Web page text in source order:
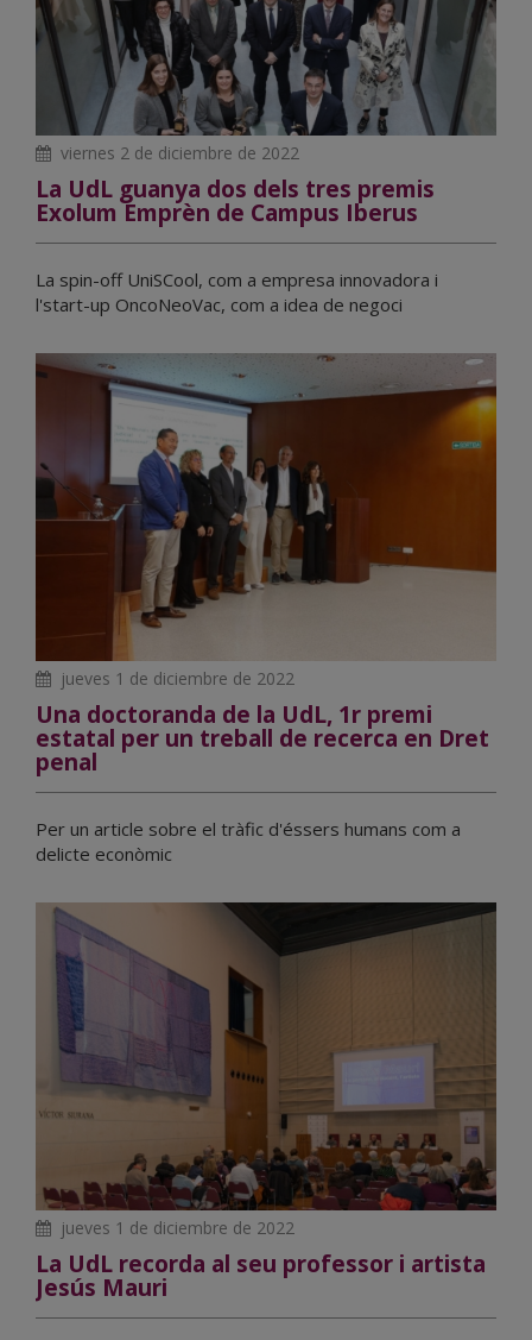
viernes 2 de diciembre de 2022
La UdL guanya dos dels tres premis
Exolum Emprèn de Campus Iberus
La spin-off UniSCool, com a empresa innovadora i
l'start-up OncoNeoVac, com a idea de negoci
jueves 1 de diciembre de 2022
Una doctoranda de la UdL, 1r premi
estatal per un treball de recerca en Dret
penal
Per un article sobre el tràfic d'éssers humans com a
delicte econòmic
jueves 1 de diciembre de 2022
La UdL recorda al seu professor i artista
Jesús Mauri